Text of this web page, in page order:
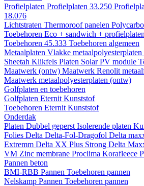
Profielplaten Profielplaten 33.250
18.076
Lichtstraten Thermoroof panelen
Toebehoren Eco + sandwich + profielplaten
Toebehoren 45.333 Toebehoren algemeen
Metaalplaten Vlakke metaalpolyesterplaten
Sheetah Klikfels Platen Solar PV module
Maatwerk (ontw) Maatwerk Renolit
Maatwerk metaalpolyesterplaten (ontw)
Golfplaten en toebehoren
Golfplaten Eternit Kunststof
Toebehoren Eternit Kunststof
Onderdak
Platen Dubbel geperst Isolerende platen
Folies Delta Delta-Fol-Dragofol Delta
Extremm Delta XX Plus Strong Delta
VM Zinc membrane Proclima Korafleece
Pannen beton
BMI-RBB Pannen Toebehoren pannen
Nelskamp Pannen Toebehoren pannen